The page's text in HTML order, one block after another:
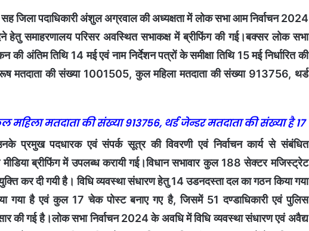
सह जिला पदाधिकारी अंशुल अग्रवाल की अध्यक्षता में लोक सभा आम निर्वाचन 2024
हेतु समाहरणालय परिसर अवस्थित सभाकक्ष में ब्रीफिंग की गई।बक्सर लोक सभा
अंतिम तिथि 14 मई एवं नाम निर्देशन पत्रों के समीक्षा तिथि 15 मई निर्धारित की
मतदाता की संख्या 1001505, कुल महिला मतदाता की संख्या 913756, थर्ड
मतदाता की संख्या 913756, थर्ड जेन्डर मतदाता की संख्या है 17
प्रमुख पदधारक एवं संपर्क सूत्र की विवरणी एवं निर्वाचन कार्य से संबंधित
मीडिया ब्रीफिंग में उपलब्ध करायी गई।विधान सभावार कुल 188 सेक्टर मजिस्ट्रेट
कर दी गयी है। विधि व्यवस्था संधारण हेतु 14 उडनदस्ता दल का गठन किया गया
गया है एवं कुल 17 चेक पोस्ट बनाए गए है, जिसमें 51 दण्डाधिकारी एवं पुलिस
की गई है।लोक सभा निर्वाचन 2024 के अवधि में विधि व्यवस्था संधारण एवं अवैद्य